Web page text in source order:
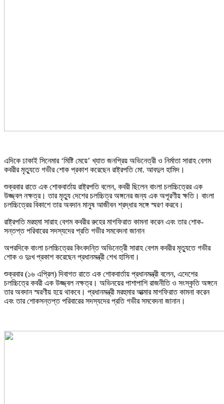
এদিকে ঢাকাই সিনেমার ‘মিষ্টি মেয়ে’ খ্যাত জনপ্রিয় অভিনেত্রী ও নির্মাতা সারাহ বেগম
কবরীর মৃত্যুতে গভীর শোক প্রকাশ করেছেন রাষ্ট্রপতি মো. আবদুল হামিদ।
শুক্রবার রাতে এক শোকবার্তায় রাষ্ট্রপতি বলেন, কবরী ছিলেন বাংলা চলচ্চিত্রের এক
উজ্জ্বল নক্ষত্র। তার মৃত্যু দেশের চলচ্চিত্র অঙ্গনের জন্য এক অপূরণীয় ক্ষতি। বাংলা
চলচ্চিত্রের বিকাশে তার অবদান মানুষ আজীবন শ্রদ্ধার সঙ্গে স্মরণ করবে।
রাষ্ট্রপতি মরহুমা সারাহ বেগম কবরীর রুহের মাগফিরাত কামনা করেন এবং তার শোক-
সন্তপ্ত পরিবারের সদস্যদের প্রতি গভীর সমবেদনা জানান
অপরদিকে বাংলা চলচ্চিত্রের কিংবদন্তি অভিনেত্রী সারাহ বেগম কবরীর মৃত্যুতে গভীর
শোক ও দুঃখ প্রকাশ করেছেন প্রধানমন্ত্রী শেখ হাসিনা।
শুক্রবার (১৬ এপ্রিল) দিবাগত রাতে এক শোকবার্তায় প্রধানমন্ত্রী বলেন, এদেশের
চলচ্চিত্রে কবরী এক উজ্জ্বল নক্ষত্র। অভিনয়ের পাশাপাশি রাজনীতি ও সংস্কৃতি অঙ্গনে
তার অবদান স্মরণীয় হয়ে থাকবে। প্রধানমন্ত্রী মরহুমার আত্মার মাগফিরাত কামনা করেন
এবং তার শোকসন্তপ্ত পরিবারের সদস্যদের প্রতি গভীর সমবেদনা জানান।